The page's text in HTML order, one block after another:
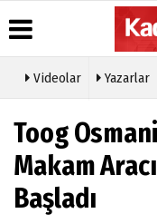
Videolar Yazarlar
Toog
Makam
Başladı